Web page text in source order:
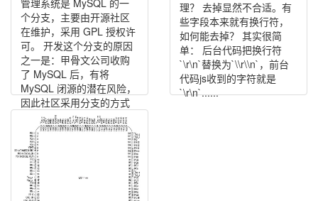
管理系统是 MySQL 的一
个分支，主要由开源社区
在维护，采用 GPL 授权许
可。 开发这个分支的原因
之一是：甲骨文公司收购
了 MySQL 后，有将
MySQL 闭源的潜在风险，
因此社区采用分支的方式
来避......
理？ 去掉显然不合适。有
些字段本来就有换行符，
如何能去掉？ 其实很简
单： 后台代码把换行符
`\r\n`替换为`\\r\\n`，前台
代码js收到的字符就是
`\r\n`......